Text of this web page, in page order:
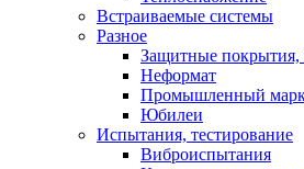
Встраиваемые системы
Разное
Защитные
Неформат
Промышленный
Юбилеи
Испытания, тестирование
Виброиспытания